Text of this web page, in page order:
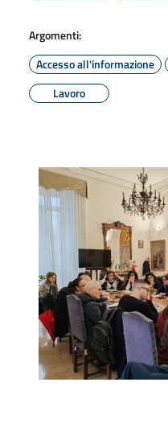
Argomenti:
Accesso all'informazione
Lavoro